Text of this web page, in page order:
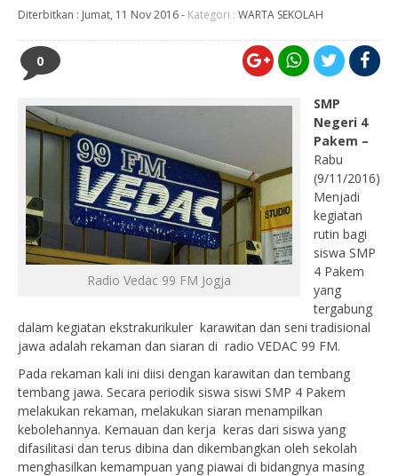
Diterbitkan : Jumat, 11 Nov 2016- Kategori : WARTA SEKOLAH
0
Radio Vedac 99 FM Jogja
SMP
Negeri 4
Pakem –
Rabu
(9/11/2016)
Menjadi
kegiatan
rutin bagi
siswa SMP
4 Pakem
yang
tergabung
dalam kegiatan ekstrakurikuler karawitan dan seni tradisional
jawa adalah rekaman dan siaran di radio VEDAC 99 FM.
Pada rekaman kali ini diisi dengan karawitan dan tembang
tembang jawa. Secara periodik siswa siswi SMP 4 Pakem
melakukan rekaman, melakukan siaran menampilkan
kebolehannya. Kemauan dan kerja keras dari siswa yang
difasilitasi dan terus dibina dan dikembangkan oleh sekolah
menghasilkan kemampuan yang piawai di bidangnya masing